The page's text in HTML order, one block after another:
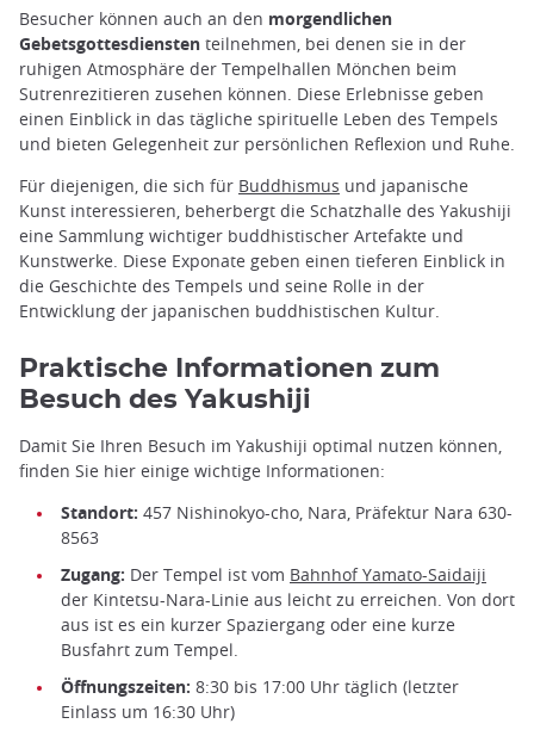
Besucher können auch an den morgendlichen
Gebetsgottesdiensten teilnehmen, bei denen sie in der
ruhigen Atmosphäre der Tempelhallen Mönchen beim
Sutrenrezitieren zusehen können. Diese Erlebnisse geben
einen Einblick in das tägliche spirituelle Leben des Tempels
und bieten Gelegenheit zur persönlichen Reflexion und Ruhe.
Für diejenigen, die sich für Buddhismus und japanische
Kunst interessieren, beherbergt die Schatzhalle des Yakushiji
eine Sammlung wichtiger buddhistischer Artefakte und
Kunstwerke. Diese Exponate geben einen tieferen Einblick in
die Geschichte des Tempels und seine Rolle in der
Entwicklung der japanischen buddhistischen Kultur.
Praktische Informationen zum
Besuch des Yakushiji
Damit Sie Ihren Besuch im Yakushiji optimal nutzen können,
finden Sie hier einige wichtige Informationen:
Standort: 457 Nishinokyo-cho, Nara, Präfektur Nara 630-
8563
Zugang: Der Tempel ist vom Bahnhof Yamato-Saidaiji
der Kintetsu-Nara-Linie aus leicht zu erreichen. Von dort
aus ist es ein kurzer Spaziergang oder eine kurze
Busfahrt zum Tempel.
Öffnungszeiten: 8:30 bis 17:00 Uhr täglich (letzter
Einlass um 16:30 Uhr)